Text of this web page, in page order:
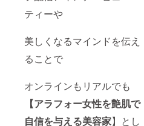
ティーや
美しくなるマインドを伝え
ることで
オンラインもリアルでも
【アラフォー女性を艶肌で
自信を与える美容家】とし